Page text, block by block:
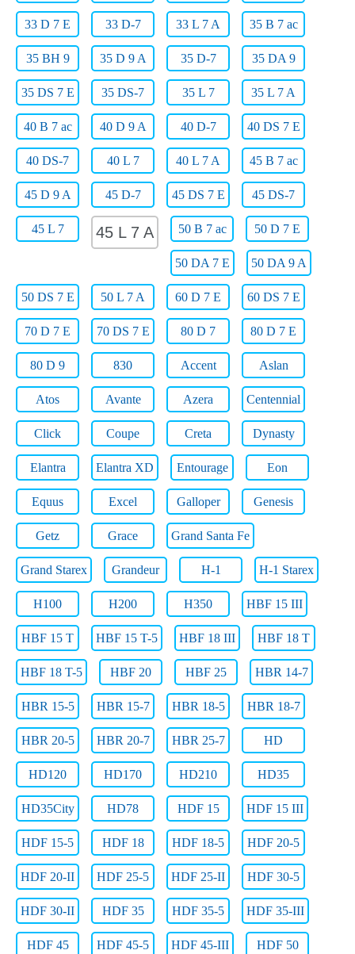
33 D 7 E 33 D-7 33 L 7 A 35 B 7 ac
35 BH 9 35 D 9 A 35 D-7 35 DA 9
35 DS 7 E 35 DS-7 35 L 7 35 L 7 A
40 B 7 ac 40 D 9 A 40 D-7 40 DS 7 E
40 DS-7 40 L 7 40 L 7 A 45 B 7 ac
45 D 9 A 45 D-7 45 DS 7 E 45 DS-7
45 L 7 45 L 7 A 50 B 7 ac 50 D 7 E
50 DA 7 E 50 DA 9 A
50 DS 7 E 50 L 7 A 60 D 7 E 60 DS 7 E
70 D 7 E 70 DS 7 E 80 D 7 80 D 7 E
80 D 9 830 Accent Aslan
Atos Avante Azera Centennial
Click Coupe Creta Dynasty
Elantra Elantra XD Entourage Eon
Equus Excel Galloper Genesis
Getz Grace Grand Santa Fe
Grand Starex Grandeur H-1 H-1 Starex
H100 H200 H350 HBF 15 III
HBF 15 T HBF 15 T-5 HBF 18 III HBF 18 T
HBF 18 T-5 HBF 20 HBF 25 HBR 14-7
HBR 15-5 HBR 15-7 HBR 18-5 HBR 18-7
HBR 20-5 HBR 20-7 HBR 25-7 HD
HD120 HD170 HD210 HD35
HD35City HD78 HDF 15 HDF 15 III
HDF 15-5 HDF 18 HDF 18-5 HDF 20-5
HDF 20-II HDF 25-5 HDF 25-II HDF 30-5
HDF 30-II HDF 35 HDF 35-5 HDF 35-III
HDF 45 HDF 45-5 HDF 45-III HDF 50